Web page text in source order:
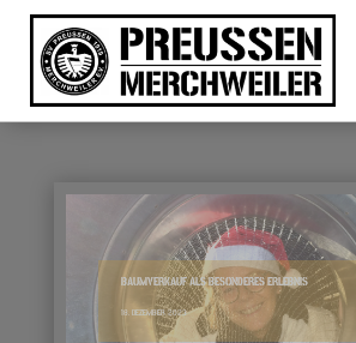
BAUMVERKAUF ALS BESONDERES ERLEBNIS
18. DEZEMBER 2023